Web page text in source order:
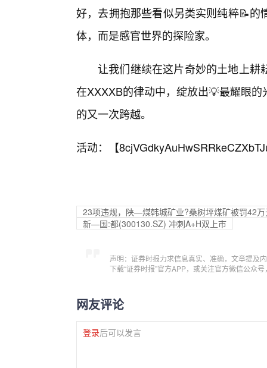
好，去拥抱那些看似另类实则纯粹📝
体，而是感官世界的探险家。
让我们继续在这片奇妙的土地上耕
在XXXXB的律动中，绽放出💡最耀眼
的又一次跨越。
活动：【
23项违规，陕—煤韩城矿业?桑树坪煤矿被罚42
新—国:都(300130.SZ) 冲刺A+H双上市
声明：证券时报力求信息真实、准确，文章提及
下载“证券时报”官方APP，或关注官方微信公众
网友评论
登录后可以发言